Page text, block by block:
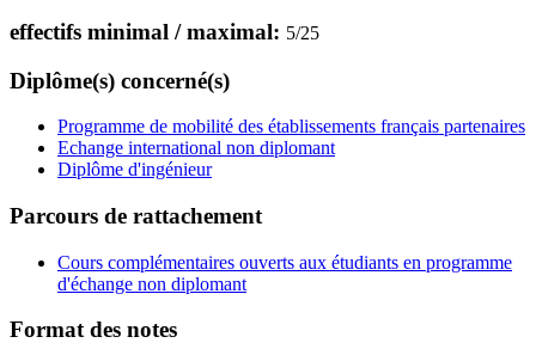
effectifs minimal / maximal: 5/25
Diplôme(s) concerné(s)
Programme de mobilité des établissements français partenaires
Echange international non diplomant
Diplôme d'ingénieur
Parcours de rattachement
Cours complémentaires ouverts aux étudiants en programme
d'échange non diplomant
Format des notes